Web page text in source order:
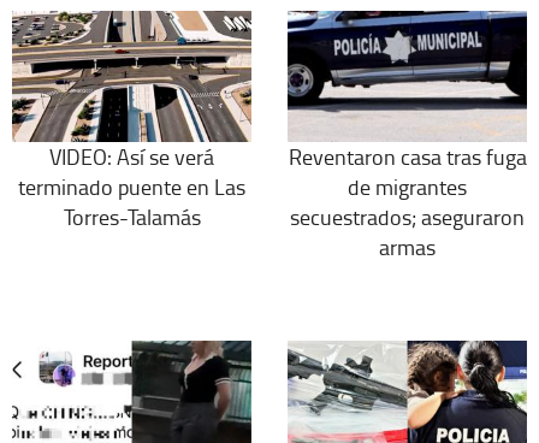
VIDEO: Así se verá
terminado puente en Las
Torres-Talamás
Reventaron casa tras fuga
de migrantes
secuestrados; aseguraron
armas